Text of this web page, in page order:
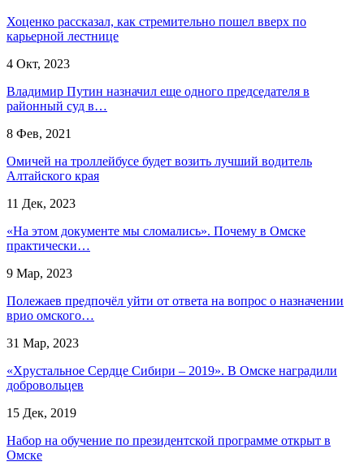
Хоценко рассказал, как стремительно пошел вверх по
карьерной лестнице
4 Окт, 2023
Владимир Путин назначил еще одного председателя в
районный суд в…
8 Фев, 2021
Омичей на троллейбусе будет возить лучший водитель
Алтайского края
11 Дек, 2023
«На этом документе мы сломались». Почему в Омске
практически…
9 Мар, 2023
Полежаев предпочёл уйти от ответа на вопрос о назначении
врио омского…
31 Мар, 2023
«Хрустальное Сердце Сибири – 2019». В Омске наградили
добровольцев
15 Дек, 2019
Набор на обучение по президентской программе открыт в
Омске